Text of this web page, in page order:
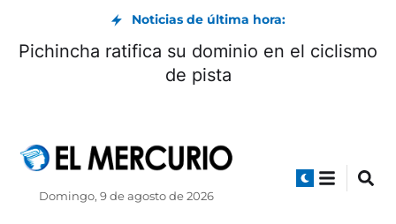
Noticias de última hora:
Pichincha ratifica su dominio en el ciclismo
de pista
Domingo, 9 de agosto de 2026